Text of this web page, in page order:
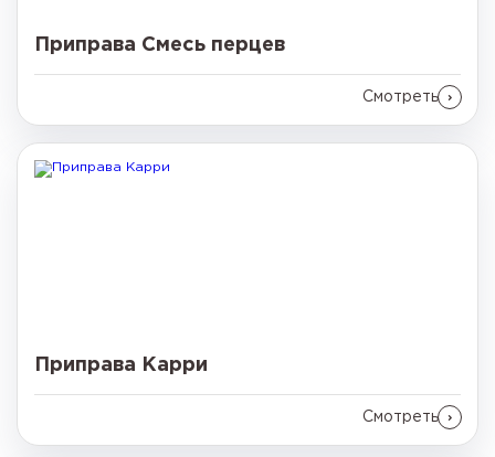
Приправа Смесь перцев
Смотреть
Приправа Карри
Смотреть